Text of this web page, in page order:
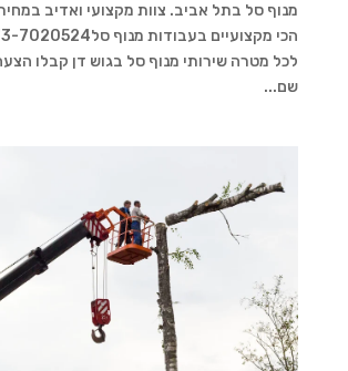
מנוף סל בתל אביב. צוות מקצועי ואדיב
לכל מטרה שירותי מנוף סל בגוש דן קבלו
שם...